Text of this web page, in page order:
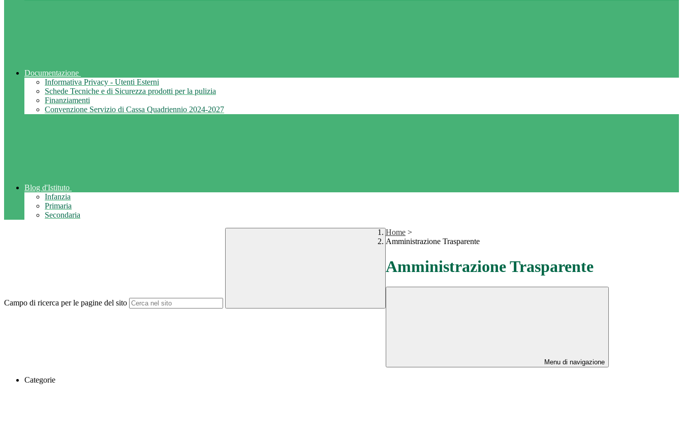
Documentazione
Informativa Privacy - Utenti Esterni
Schede Tecniche e di Sicurezza prodotti per la pulizia
Finanziamenti
Convenzione Servizio di Cassa Quadriennio 2024-2027
Blog d'Istituto
Infanzia
Primaria
Secondaria
Campo di ricerca per le pagine del sito
Home >
Amministrazione Trasparente
Amministrazione Trasparente
Menu di navigazione
Categorie